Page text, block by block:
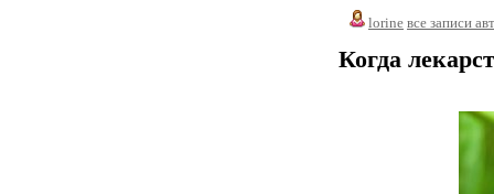
lorine все записи
Когда